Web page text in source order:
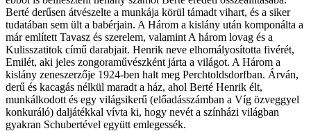
Berté derűsen átvészelte a munkája körül támadt vihart, és a siker
tudatában sem ült a babérjain. A Három a kislány után komponálta a
már említett Tavasz és szerelem, valamint A három lovag és a
Kulisszatitok című darabjait. Henrik neve elhomályosította fivérét,
Emilét, aki jeles zongoraművészként járta a világot. A Három a
kislány zeneszerzője 1924-ben halt meg Perchtoldsdorfban. Árván,
derű és kacagás nélkül maradt a ház, ahol Berté Henrik élt,
munkálkodott és egy világsikerű (előadásszámban a Víg özveggyel
konkuráló) daljátékkal vívta ki, hogy nevét a színházi világban
gyakran Schubertével együtt emlegessék.